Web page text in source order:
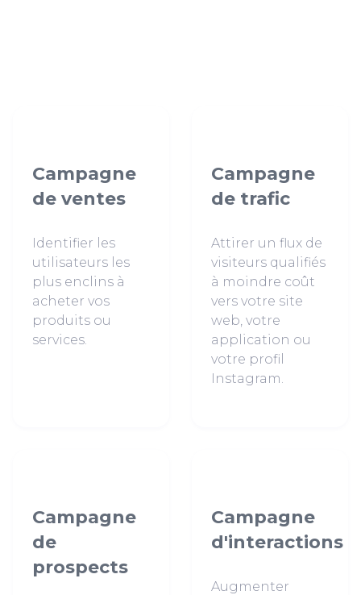
Campagne
de ventes
Identifier les
utilisateurs les
plus enclins à
acheter vos
produits ou
services.
Campagne
de trafic
Attirer un flux de
visiteurs qualifiés
à moindre coût
vers votre site
web, votre
application ou
votre profil
Instagram.
Campagne
de
prospects
Campagne
d'interactions
Augmenter